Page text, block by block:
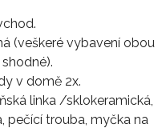
(veškeré vybavení obou
v domě 2x.
linka /sklokeramická,
pečící trouba, myčka na